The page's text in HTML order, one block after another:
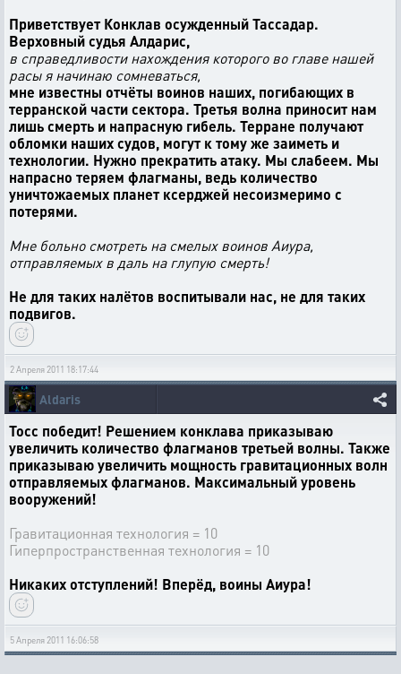
Приветствует Конклав осужденный Тассадар.
Верховный судья Алдарис,
в справедливости нахождения которого во главе нашей
расы я начинаю сомневаться,
мне известны отчёты воинов наших, погибающих в
терранской части сектора. Третья волна приносит нам
лишь смерть и напрасную гибель. Терране получают
обломки наших судов, могут к тому же заиметь и
технологии. Нужно прекратить атаку. Мы слабеем. Мы
напрасно теряем флагманы, ведь количество
уничтожаемых планет ксерджей несоизмеримо с
потерями.
Мне больно смотреть на смелых воинов Аиура,
отправляемых в даль на глупую смерть!
Не для таких налётов воспитывали нас, не для таких
подвигов.
2 Апреля 2011 18:17:44
Aldaris
Тосс победит! Решением конклава приказываю
увеличить количество флагманов третьей волны. Также
приказываю увеличить мощность гравитационных волн
отправляемых флагманов. Максимальный уровень
вооружений!
Гравитационная технология = 10
Гиперпространственная технология = 10
Никаких отступлений! Вперёд, воины Аиура!
5 Апреля 2011 16:06:58